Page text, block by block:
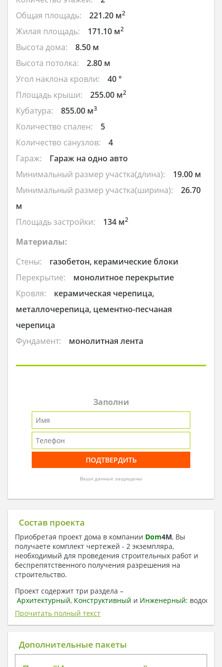
Общая площадь:
221.20 м2
Жилая площадь: 171.10 м2
Высота дома:
8.50 м
Высота потолка:
2.80 м
Угол наклона кровли:
40 °
Площадь крыши:
255.00 м2
Кубатура: 855.00 м3
Количество спален:
5
Количество санузлов:
4
Гараж:
Гараж на одно авто
Минимальный размер участка(длина):
19.00 м
Минимальный размер участка(ширина):
26.70
м
Площадь застройки:
134 м2
Материалы:
Стены:
газобетон, керамические блоки
Перекрытие:
монолитное перекрытие
Кровля:
керамическая черепица,
металлочерепица, цементно-песчаная
черепица
Фундамент:
монолитная лента
Заполни
Ваши данные защищены
Состав проекта
Приобретая проект дома в компании Dom4M, Вы
получаете комплект чертежей - 2 экземпляра,
необходимый для проведения строительных работ и
беспрепятственного получения разрешения на
строительство.
Проект содержит три раздела –
Архитектурный, Конструктивный и Инженерный:
отопление, вентиляция, канализация,
электроснабжение (приобретается за дополнительную
плату) + Пояснительная записка.
1. Архитектурный раздел:
Прочитать полный текст
Дополнительные пакеты